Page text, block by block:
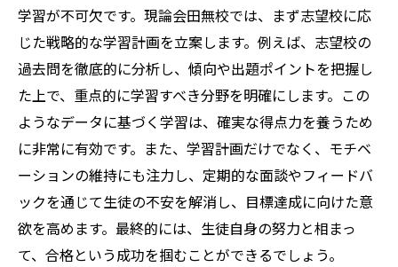
学習が不可欠です。現論会田無校では、まず志望校に応
じた戦略的な学習計画を立案します。例えば、志望校の
過去問を徹底的に分析し、傾向や出題ポイントを把握し
た上で、重点的に学習すべき分野を明確にします。この
ようなデータに基づく学習は、確実な得点力を養うため
に非常に有効です。また、学習計画だけでなく、モチベ
ーションの維持にも注力し、定期的な面談やフィードバ
ックを通じて生徒の不安を解消し、目標達成に向けた意
欲を高めます。最終的には、生徒自身の努力と相まっ
て、合格という成功を掴むことができるでしょう。